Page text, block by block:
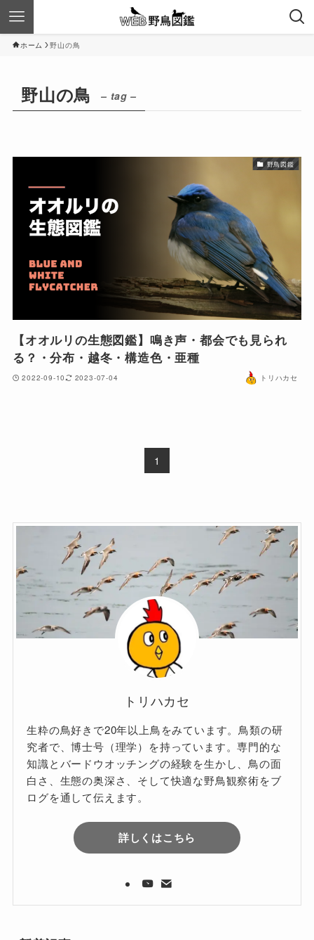
ホーム 野山の鳥
野山の鳥 – tag –
野鳥図鑑
【オオルリの生態図鑑】鳴き声・都会でも見られ
る？・分布・越冬・構造色・亜種
2022-09-10 2023-07-04 トリハカセ
1
トリハカセ
生粋の鳥好きで20年以上鳥をみています。鳥類の研
究者で、博士号（理学）を持っています。専門的な
知識とバードウオッチングの経験を生かし、鳥の面
白さ、生態の奥深さ、そして快適な野鳥観察術をブ
ログを通して伝えます。
詳しくはこちら